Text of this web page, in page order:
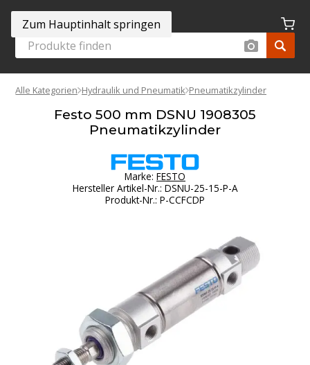
Zum Hauptinhalt springen
Alle Kategorien Hydraulik und Pneumatik Pneumatikzylinder
Festo 500 mm DSNU 1908305
Pneumatikzylinder
Marke: FESTO
Hersteller Artikel-Nr.: DSNU-25-15-P-A
Produkt-Nr.: P-CCFCDP